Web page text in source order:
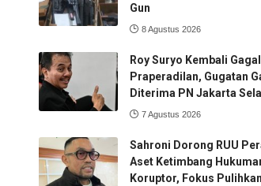
Gun
8 Agustus 2026
Roy Suryo Kembali
Praperadilan, Gugatan
Diterima PN Jakarta
7 Agustus 2026
Sahroni Dorong RUU
Aset Ketimbang
Koruptor, Fokus